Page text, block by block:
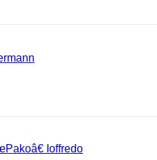
Ioffredo